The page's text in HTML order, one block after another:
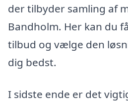
der tilbyder samling af
Bandholm. Her kan du
tilbud og vælge den
dig bedst.
I sidste ende er det